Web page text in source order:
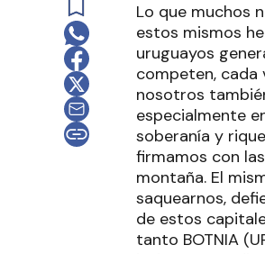
Lo que muchos
estos mismos
uruguayos
competen, cada
nosotros
especialmente
soberanía y
firmamos con
montaña. El
saquearnos,
de estos
tanto BOTNIA